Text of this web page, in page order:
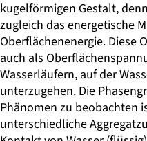
kugelförmigen Gestalt,
zugleich das energetische
Oberflächenenergie. Diese
auch als
Wasserläufern, auf der
unterzugehen. Die
Phänomen zu beobachten
unterschiedliche